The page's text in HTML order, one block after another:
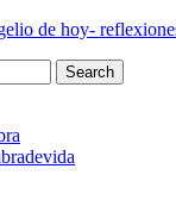
Search